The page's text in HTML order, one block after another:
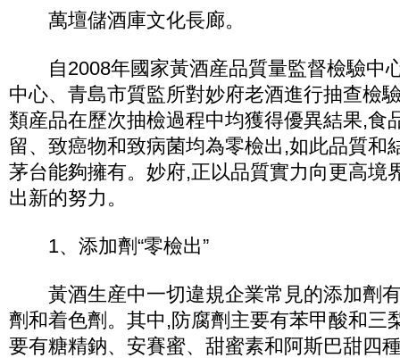
萬壇儲酒庫文化長廊。
自2008年國家黃酒産品質量監督檢驗中
中心、青島市質監所對妙府老酒進行抽查檢
類産品在歷次抽檢過程中均獲得優異結果,食
留、致癌物和致病菌均為零檢出,如此品質和
茅台能夠擁有。妙府,正以品質實力向更高境
出新的努力。
1、添加劑“零檢出”
黃酒生産中一切違規企業常見的添加劑
劑和着色劑。其中,防腐劑主要有苯甲酸和三
要有糖精鈉、安賽蜜、甜蜜素和阿斯巴甜四